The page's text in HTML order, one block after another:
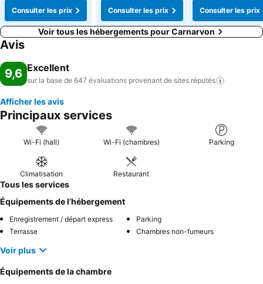
Consulter les prix
Consulter les prix
Consulter les prix
Voir tous les hébergements pour Carnarvon
Avis
9,6 Excellent
sur la base de 647 évaluations provenant de sites réputés
Afficher les avis
Principaux services
Wi-Fi (hall) Wi-Fi (chambres) Parking
Climatisation Restaurant
Tous les services
Équipements de l’hébergement
Enregistrement / départ express
Parking
Terrasse
Chambres non-fumeurs
Voir plus
Équipements de la chambre